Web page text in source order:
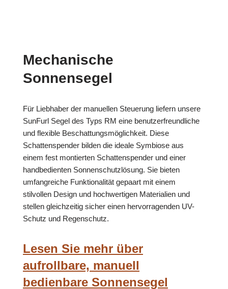
Mechanische
Sonnensegel
Für Liebhaber der manuellen Steuerung liefern unsere
SunFurl Segel des Typs RM eine benutzerfreundliche
und flexible Beschattungsmöglichkeit. Diese
Schattenspender bilden die ideale Symbiose aus
einem fest montierten Schattenspender und einer
handbedienten Sonnenschutzlösung. Sie bieten
umfangreiche Funktionalität gepaart mit einem
stilvollen Design und hochwertigen Materialien und
stellen gleichzeitig sicher einen hervorragenden UV-
Schutz und Regenschutz.
Lesen Sie mehr über
aufrollbare, manuell
bedienbare Sonnensegel